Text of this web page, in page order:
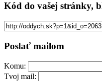
Kód do vašej stránky,
Poslať mailom
Komu:
Tvoj mail: